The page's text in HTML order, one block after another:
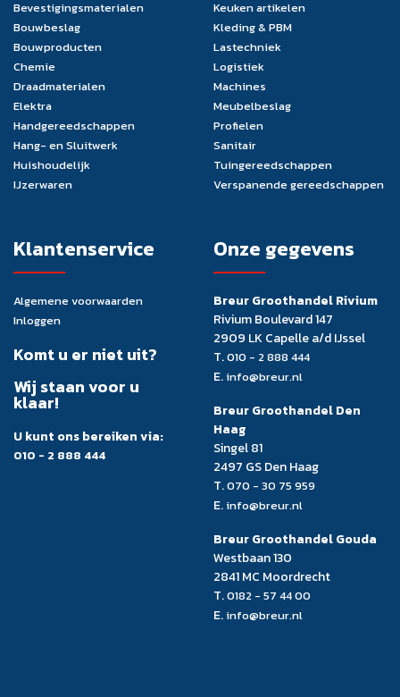
Bevestigingsmaterialen
Bouwbeslag
Bouwproducten
Chemie
Draadmaterialen
Elektra
Handgereedschappen
Hang- en Sluitwerk
Huishoudelijk
IJzerwaren
Keuken artikelen
Kleding & PBM
Lastechniek
Logistiek
Machines
Meubelbeslag
Profielen
Sanitair
Tuingereedschappen
Verspanende gereedschappen
Klantenservice
Algemene voorwaarden
Inloggen
Komt u er niet uit?
Wij staan voor u
klaar!
U kunt ons bereiken via:
010 - 2 888 444
Onze gegevens
Breur Groothandel Rivium
Rivium Boulevard 147
2909 LK Capelle a/d IJssel
T.010 - 2 888 444
E. info@breur.nl
Breur Groothandel Den
Haag
Singel 81
2497 GS Den Haag
T.070 - 30 75 959
E. info@breur.nl
Breur Groothandel Gouda
Westbaan 130
2841 MC Moordrecht
T.0182 - 57 44 00
E. info@breur.nl